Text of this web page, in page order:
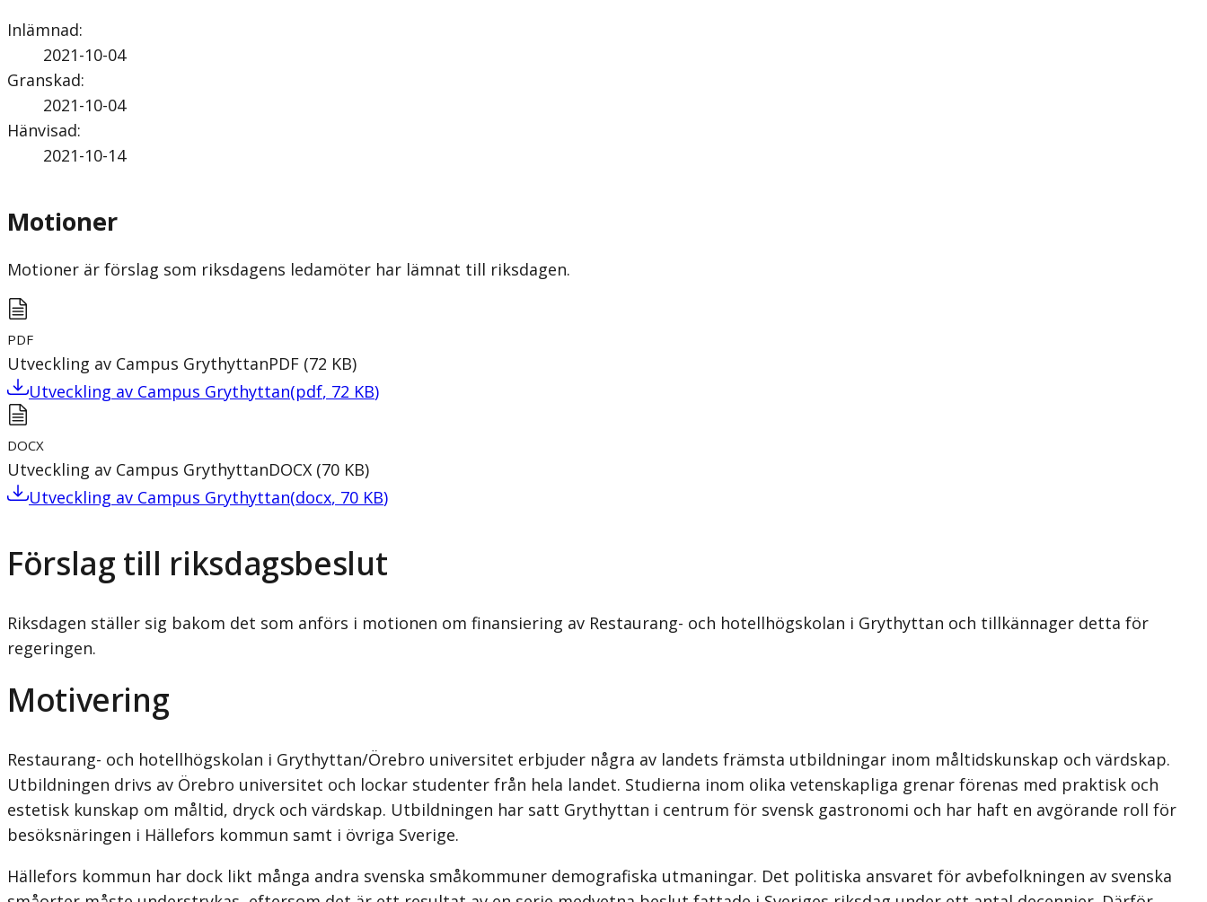
Inlämnad:
2021-10-04
Granskad:
2021-10-04
Hänvisad:
2021-10-14
Motioner
Motioner är förslag som riksdagens ledamöter har lämnat till riksdagen.
PDF
Utveckling av Campus GrythyttanPDF (72 KB)
Utveckling av Campus Grythyttan(pdf, 72 KB)
DOCX
Utveckling av Campus GrythyttanDOCX (70 KB)
Utveckling av Campus Grythyttan(docx, 70 KB)
Förslag till riksdagsbeslut
Riksdagen ställer sig bakom det som anförs i motionen om finansiering av Restaurang- och hotellhögskolan i Grythyttan och tillkännager detta för
regeringen.
Motivering
Restaurang- och hotellhögskolan i Grythyttan/Örebro universitet erbjuder några av landets främsta utbildningar inom måltidskunskap och värdskap.
Utbildningen drivs av Örebro universitet och lockar studenter från hela landet. Studierna inom olika veten­skapliga grenar förenas med praktisk och
estetisk kunskap om måltid, dryck och värdskap. Utbildningen har satt Grythyttan i centrum för svensk gastronomi och har haft en avgörande roll för
besöksnäringen i Hällefors kommun samt i övriga Sverige.
Hällefors kommun har dock likt många andra svenska småkommuner demografiska utmaningar. Det politiska ansvaret för avbefolkningen av svenska